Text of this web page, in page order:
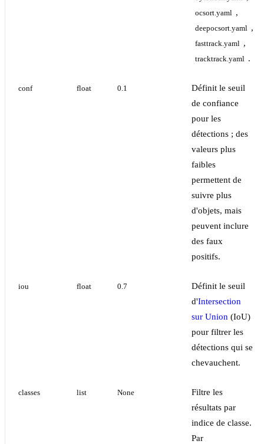
ocsort.yaml ,
deepocsort.yaml ,
fasttrack.yaml ,
tracktrack.yaml .
conf float 0.1
Définit le seuil
de confiance
pour les
détections ; des
valeurs plus
faibles
permettent de
suivre plus
d'objets, mais
peuvent inclure
des faux
positifs.
iou float 0.7
Définit le seuil
d'Intersection
sur Union (IoU)
pour filtrer les
détections qui se
chevauchent.
classes list None
Filtre les
résultats par
indice de classe.
Par